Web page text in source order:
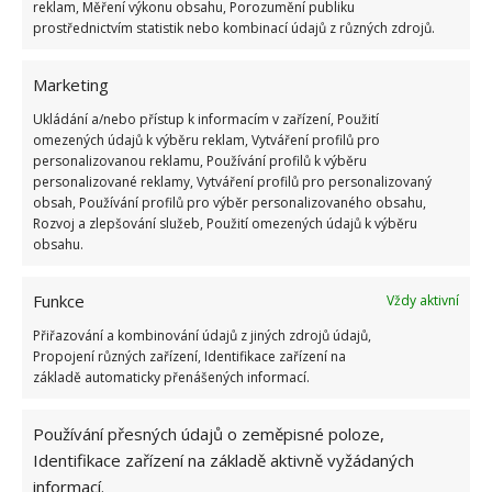
reklam, Měření výkonu obsahu, Porozumění publiku
prostřednictvím statistik nebo kombinací údajů z různých zdrojů.
Marketing
Ukládání a/nebo přístup k informacím v zařízení, Použití
omezených údajů k výběru reklam, Vytváření profilů pro
personalizovanou reklamu, Používání profilů k výběru
personalizované reklamy, Vytváření profilů pro personalizovaný
obsah, Používání profilů pro výběr personalizovaného obsahu,
Rozvoj a zlepšování služeb, Použití omezených údajů k výběru
obsahu.
Funkce
Vždy aktivní
Přiřazování a kombinování údajů z jiných zdrojů údajů,
Propojení různých zařízení, Identifikace zařízení na
základě automaticky přenášených informací.
Používání přesných údajů o zeměpisné poloze,
Identifikace zařízení na základě aktivně vyžádaných
informací.